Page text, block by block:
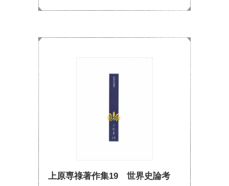
上原専祿著作集19 世界史論考